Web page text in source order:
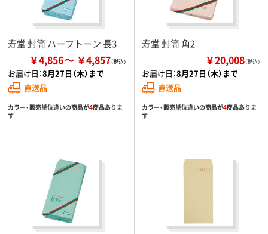
寿堂 封筒 ハーフトーン 長3
￥4,856 ￥4,857
お届け日：8月27日（木）まで
直送品
カラー・販売単位違いの商品が4商品ありま
す
寿堂 封筒 角2
￥20,008（税込）
お届け日：8月27日（木）まで
直送品
カラー・販売単位違いの商品が4商品ありま
す